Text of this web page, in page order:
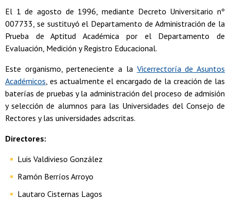
El 1 de agosto de 1996, mediante Decreto Universitario nº
007733, se sustituyó el Departamento de Administración de la
Prueba de Aptitud Académica por el Departamento de
Evaluación, Medición y Registro Educacional.
Este organismo, perteneciente a la Vicerrectoría de Asuntos
Académicos , es actualmente el encargado de la creación de las
baterías de pruebas y la administración del proceso de admisión
y selección de alumnos para las Universidades del Consejo de
Rectores y las universidades adscritas.
Directores:
Luis Valdivieso González
Ramón Berríos Arroyo
Lautaro Cisternas Lagos